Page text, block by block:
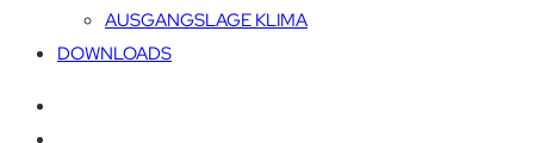
AUSGANGSLAGE KLIMA
DOWNLOADS